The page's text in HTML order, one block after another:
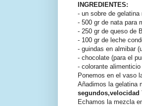
INGREDIENTES:
- un sobre de gelatina
- 500 gr de nata para
- 250 gr de queso de
- 100 gr de leche
- guindas en almibar
- chocolate (para el
- colorante
Ponemos en el vaso
Añadimos la gelatina
segundos,velocidad
Echamos la mezcla